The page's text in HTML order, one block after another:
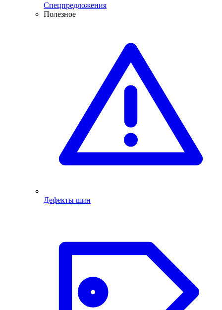
Спецпредложения
Полезное
Дефекты шин